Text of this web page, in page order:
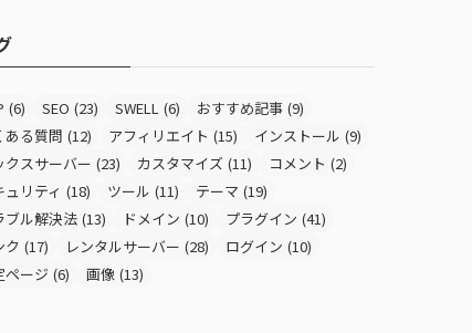
(6) SEO (23) SWELL (6) おすすめ記事 (9)
ある質問 (12) アフィリエイト (15) インストール (9)
クスサーバー (23) カスタマイズ (11) コメント (2)
ュリティ (18) ツール (11) テーマ (19)
ブル解決法 (13) ドメイン (10) プラグイン (41)
ク (17) レンタルサーバー (28) ログイン (10)
ページ (6) 画像 (13)